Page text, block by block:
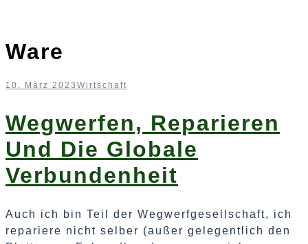
Ware
10. März 2023 Wirtschaft
Wegwerfen, Reparieren
Und Die Globale
Verbundenheit
Auch ich bin Teil der Wegwerfgesellschaft, ich
repariere nicht selber (außer gelegentlich den